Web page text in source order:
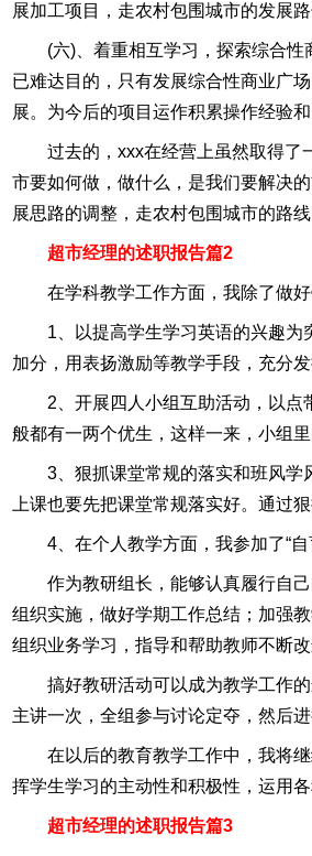
展加工项目，走农村包围城市的发展
(六)、着重相互学习，探索综合
已难达目的，只有发展综合性商业广
展。为今后的项目运作积累操作经验和
过去的，xxx在经营上虽然取得了
市要如何做，做什么，是我们要解决
展思路的调整，走农村包围城市的路
超市经理的述职报告篇2
在学科教学工作方面，我除了做
1、以提高学生学习英语的兴趣
加分，用表扬激励等教学手段，充分
2、开展四人小组互助活动，以
般都有一两个优生，这样一来，小组
3、狠抓课堂常规的落实和班风
上课也要先把课堂常规落实好。通过
4、在个人教学方面，我参加了“
作为教研组长，能够认真履行自
组织实施，做好学期工作总结；加强
组织业务学习，指导和帮助教师不断
搞好教研活动可以成为教学工作
主讲一次，全组参与讨论定夺，然后
在以后的教育教学工作中，我将
挥学生学习的主动性和积极性，运用
超市经理的述职报告篇3